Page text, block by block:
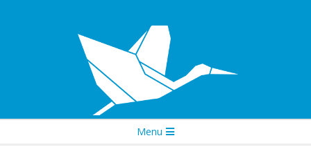
Indulunk! Hamarosan újraindul oldalunk!
Menu